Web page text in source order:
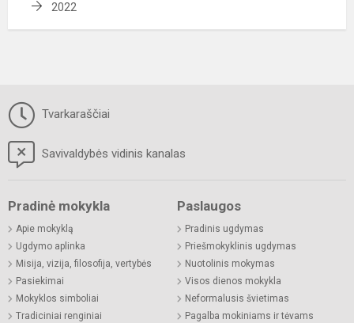
2022
Tvarkaraščiai
Savivaldybės vidinis kanalas
Pradinė mokykla
Apie mokyklą
Ugdymo aplinka
Misija, vizija, filosofija, vertybės
Pasiekimai
Mokyklos simboliai
Tradiciniai renginiai
Paslaugos
Pradinis ugdymas
Priešmokyklinis ugdymas
Nuotolinis mokymas
Visos dienos mokykla
Neformalusis švietimas
Pagalba mokiniams ir tėvams